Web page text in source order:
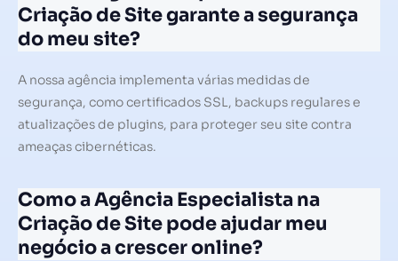
Criação de Site garante a segurança
do meu site?
A nossa agência implementa várias medidas de
segurança, como certificados SSL, backups regulares e
atualizações de plugins, para proteger seu site contra
ameaças cibernéticas.
Como a Agência Especialista na
Criação de Site pode ajudar meu
negócio a crescer online?